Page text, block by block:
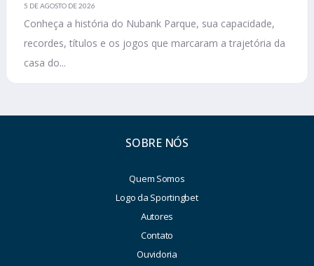
5 DE AGOSTO DE 2026
Conheça a história do Nubank Parque, sua capacidade,
recordes, títulos e os jogos que marcaram a trajetória da
casa do...
SOBRE NÓS
Quem Somos
Logo da Sportingbet
Autores
Contato
Ouvidoria